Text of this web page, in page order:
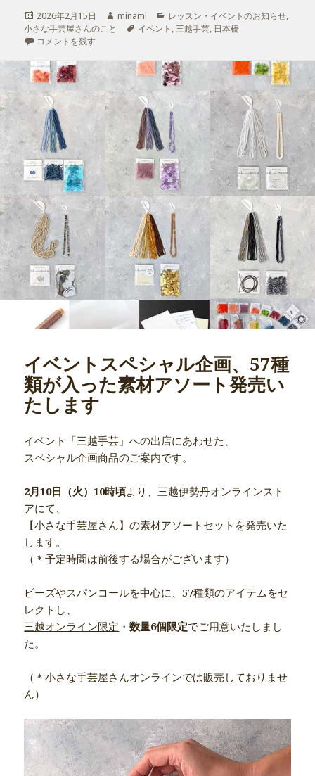
投
稿
日:
2026年2月15日
作
minami
カ
テ
ー
レッスン・イベントのお知らせ,
小さな手芸屋さんのこと
タ
イベント ,三越手芸, 日本橋
三越手芸2026に出展いたします に
コメントを残す
イベントスペシャル企画、57種
類が入った素材アソート発売い
たします
イベント「三越手芸」への出店にあわせた、
スペシャル企画商品のご案内です。
2月10日（火）10時頃より、三越伊勢丹オンラインスト
アにて、
【小さな手芸屋さん】の素材アソートセットを発売いた
します。
（＊予定時間は前後する場合がございます）
ビーズやスパンコールを中心に、57種類のアイテムをセ
レクトし、
三越オンライン限定 ・数量6個限定でご用意いたしまし
た。
（＊小さな手芸屋さんオンラインでは販売しておりませ
ん）